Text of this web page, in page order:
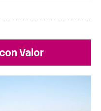
Valor